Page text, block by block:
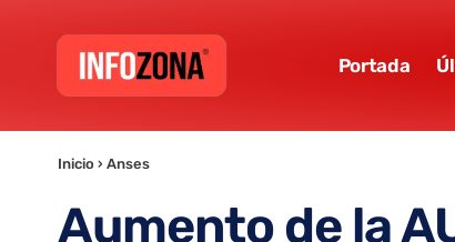
Portada
Inicio › Anses
Aumento de la